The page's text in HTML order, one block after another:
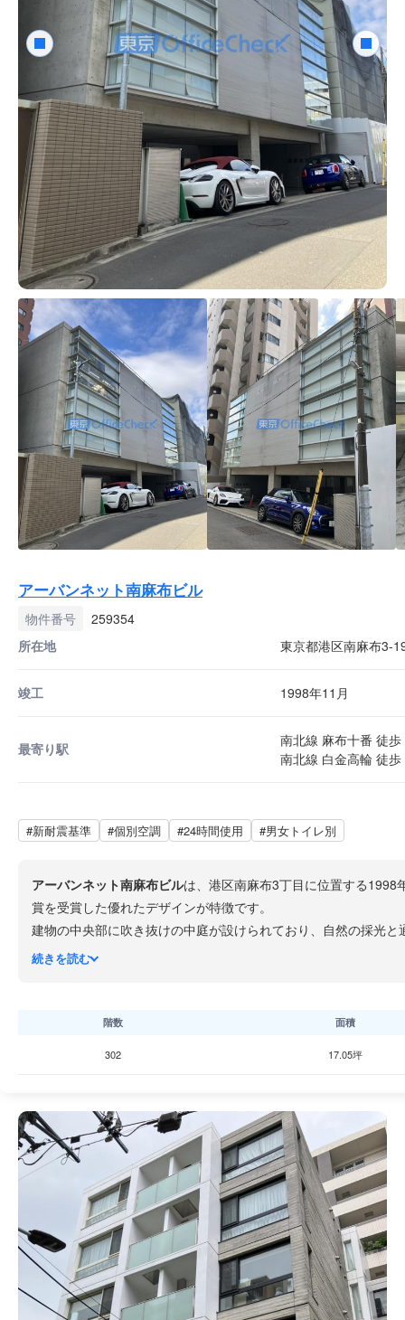
アーバンネット南麻布ビル
物件番号
259354
所在地
東京都港区南麻布3-
竣工 1998年11月
最寄り駅
南北線 麻布十番 徒
南北線 白金高輪 徒
#新耐震基準 #個別空調 #24時間使用 #男女トイレ別
アーバンネット南麻布ビルは、港区南麻布3丁目に位置する1998
賞を受賞した優れたデザインが特徴です。
建物の中央部に吹き抜けの中庭が設けられており、自然の採光
閑静な南麻布の住宅街に佇むスモールオフィスに適した物件で
続きを読む
階数 面積
302 17.05坪